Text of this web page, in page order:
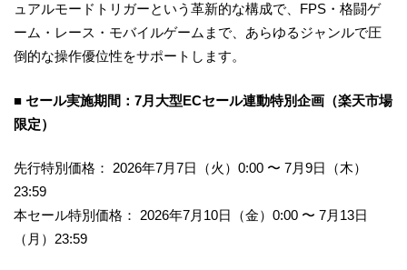
ュアルモードトリガーという革新的な構成で、FPS・格闘ゲ
ーム・レース・モバイルゲームまで、あらゆるジャンルで圧
倒的な操作優位性をサポートします。
■ セール実施期間：7月大型ECセール連動特別企画（楽天市場
限定）
先行特別価格： 2026年7月7日（火）0:00 〜 7月9日（木）
23:59
本セール特別価格： 2026年7月10日（金）0:00 〜 7月13日
（月）23:59